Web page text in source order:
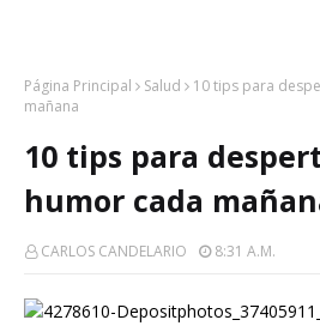
Página Principal Salud
10 tips para
mañana
10 tips para
humor cada
CARLOS CANDELARIO 8:31 A.m.